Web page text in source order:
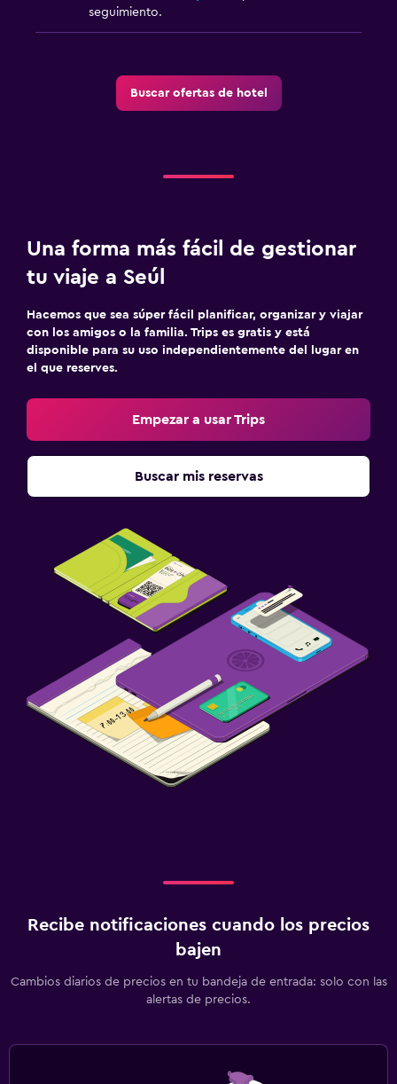
TV de pantalla plana
Servicio de streaming
Servicios de lavandería/tintorería
Plancha para pantalones
Actividades
Tienda de regalos
Salón de belleza
Compras
Cubierta para piscina
Sillas de playa
Zona de trabajo
Fax/fotocopiadora
seguimiento.
Buscar ofertas de hotel
Una forma más fácil de gestionar
tu viaje a Seúl
Hacemos que sea súper fácil planificar, organizar y viajar
con los amigos o la familia. Trips es gratis y está
disponible para su uso independientemente del lugar en
el que reserves.
Empezar a usar Trips
Buscar mis reservas
Recibe notificaciones cuando los precios
bajen
Cambios diarios de precios en tu bandeja de entrada: solo con las
alertas de precios.